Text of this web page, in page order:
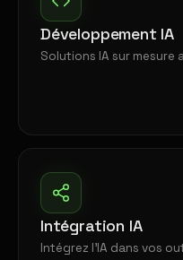
Développement IA
Solutions IA sur
Intégration IA
Intégrez l'IA dans vos